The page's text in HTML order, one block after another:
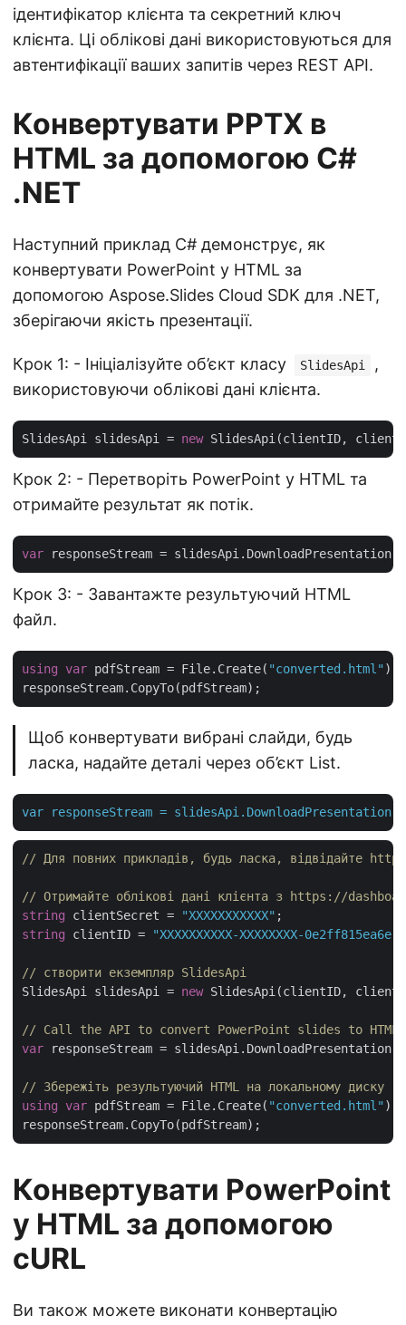
ідентифікатор клієнта та секретний ключ
клієнта. Ці облікові дані використовуються для
автентифікації ваших запитів через REST API.
Конвертувати PPTX в
HTML за допомогою C#
.NET
Наступний приклад C# демонструє, як
конвертувати PowerPoint у HTML за
допомогою Aspose.Slides Cloud SDK для .NET,
зберігаючи якість презентації.
Крок 1: - Ініціалізуйте об’єкт класу SlidesApi
,
використовуючи облікові дані клієнта.
SlidesApi slidesApi = new
Крок 2: - Перетворіть PowerPoint у HTML та
отримайте результат як потік.
var responseStream = slidesApi.DownloadPresentation(
Крок 3: - Завантажте результуючий HTML
файл.
using var pdfStream = File.Create( "converted.html" );
Щоб конвертувати вибрані слайди, будь
ласка, надайте деталі через об’єкт List.
var responseStream =
// Для повних прикладів, будь ласка, відвідайте
// Отримайте облікові дані клієнта з https://
string clientSecret = "XXXXXXXXXXX"
string clientID = "XXXXXXXXXX-XXXXXXXX-0e2ff815ea6e"
// створити екземпляр SlidesApi
SlidesApi slidesApi = new SlidesApi(clientID,
// Call the API to convert PowerPoint slides to HTML
var responseStream = slidesApi.DownloadPresentation(
// Збережіть результуючий HTML на локальному диску
using
var pdfStream = File.Create( "converted.html" );
Конвертувати PowerPoint
у HTML за допомогою
cURL
Ви також можете виконати конвертацію